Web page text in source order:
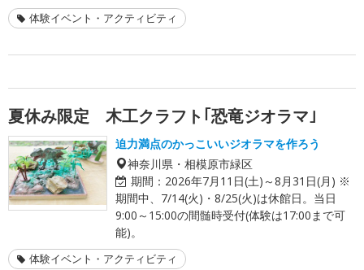
体験イベント・アクティビティ
夏休み限定 木工クラフト｢恐竜ジオラマ｣
迫力満点のかっこいいジオラマを作ろう
神奈川県・相模原市緑区
期間： 2026年7月11日(土)～8月31日(月) ※
期間中、7/14(火)・8/25(火)は休館日。当日
9:00～15:00の間髄時受付(体験は17:00まで可
能)。
体験イベント・アクティビティ